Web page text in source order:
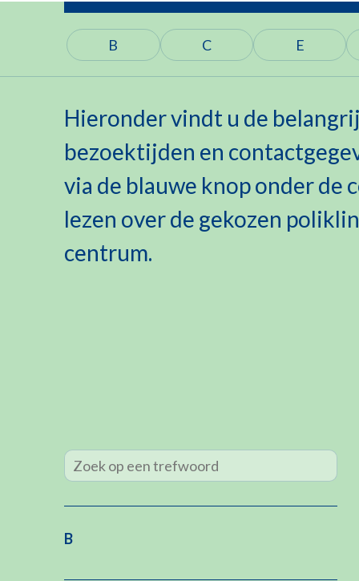
B C E
Hieronder vindt u de
bezoektijden en
via de blauwe knop onder de
lezen over de gekozen
centrum.
B